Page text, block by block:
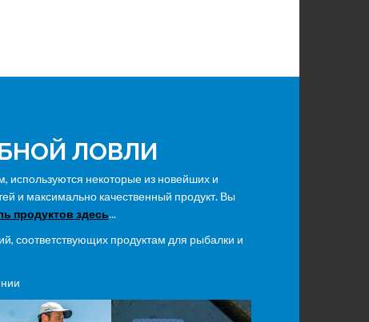
ЛОВЛИ
используются некоторые из новейших и
и максимально качественный продукт. Вы
продуктов здесь...
соответствующих продуктам для рыбалки и